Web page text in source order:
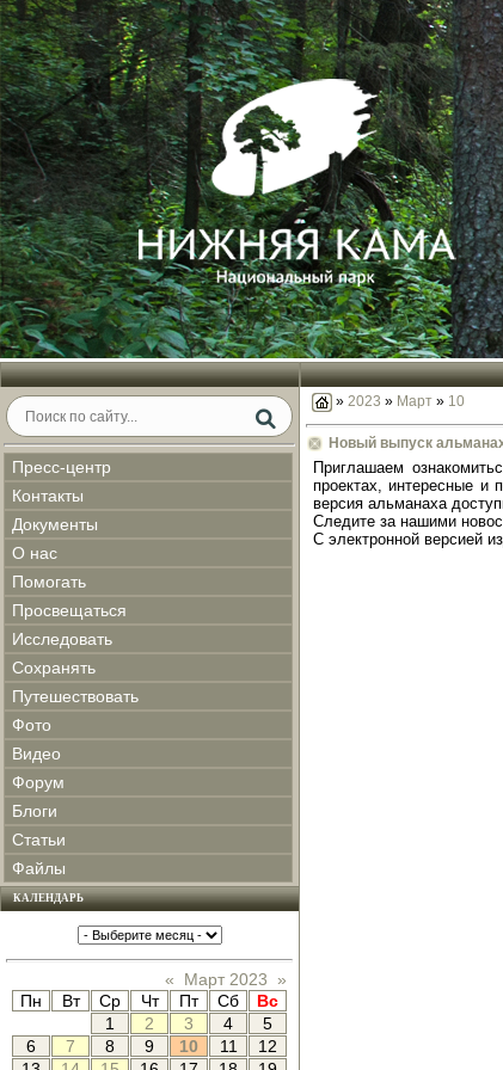
Пресс-центр
Контакты
Документы
О нас
Помогать
Просвещаться
Исследовать
Сохранять
Путешествовать
Фото
Видео
Форум
Блоги
Статьи
Файлы
КАЛЕНДАРЬ
« Март 2023 »
Пн
Вт Ср Чт Пт Сб
Вс
1
2 3 4
5
6
7 8 9 10 11
12
» 2023 » Март » 10
Новый выпуск
Приглашаем
проектах, интересные и
версия альманаха
Следите за нашими
С электронной версией